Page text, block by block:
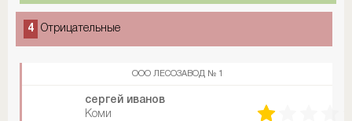
4 Отрицательные
ООО ЛЕСОЗАВОД № 1
сергей иванов
Коми